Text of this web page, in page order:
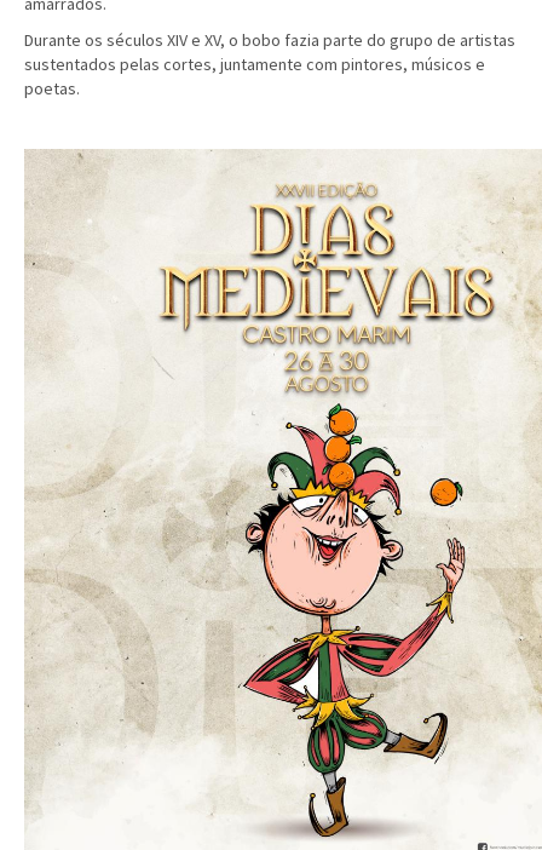
Durante os séculos XIV e XV, o bobo fazia parte do grupo de artistas
sustentados pelas cortes, juntamente com pintores, músicos e
poetas.